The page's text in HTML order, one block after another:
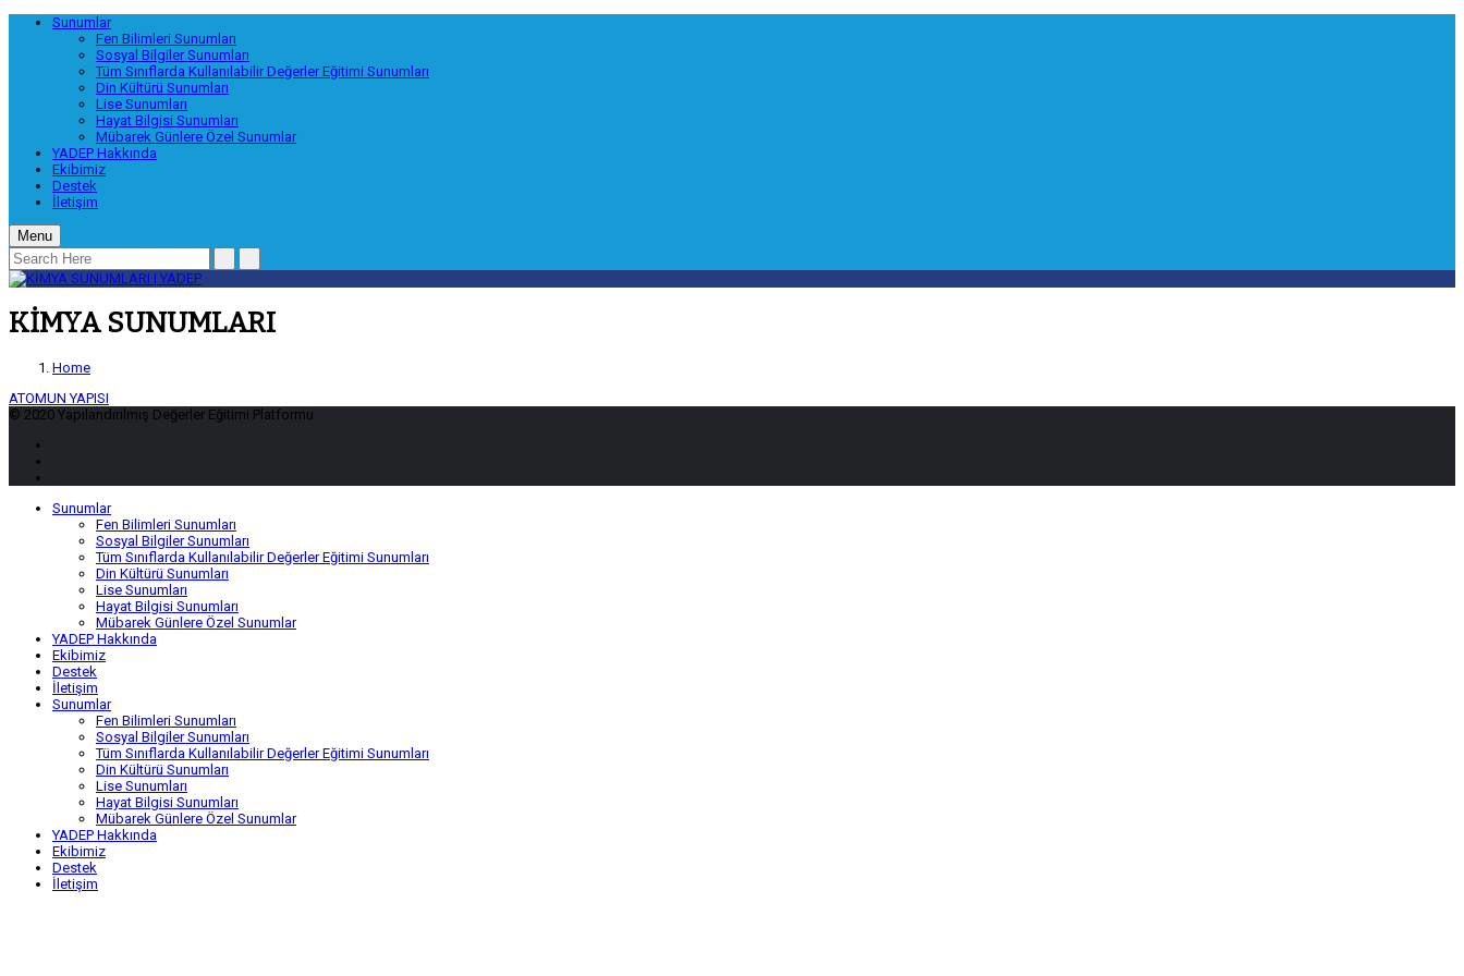
Sunumlar
Fen Bilimleri Sunumları
Sosyal Bilgiler Sunumları
Tüm Sınıflarda Kullanılabilir Değerler Eğitimi Sunumları
Din Kültürü Sunumları
Lise Sunumları
Hayat Bilgisi Sunumları
Mübarek Günlere Özel Sunumlar
YADEP Hakkında
Ekibimiz
Destek
İletişim
Menu
KİMYA SUNUMLARI
Home
ATOMUN YAPISI
© 2020 Yapılandırılmış Değerler Eğitimi Platformu
Sunumlar
Fen Bilimleri Sunumları
Sosyal Bilgiler Sunumları
Tüm Sınıflarda Kullanılabilir Değerler Eğitimi Sunumları
Din Kültürü Sunumları
Lise Sunumları
Hayat Bilgisi Sunumları
Mübarek Günlere Özel Sunumlar
YADEP Hakkında
Ekibimiz
Destek
İletişim
Sunumlar
Fen Bilimleri Sunumları
Sosyal Bilgiler Sunumları
Tüm Sınıflarda Kullanılabilir Değerler Eğitimi Sunumları
Din Kültürü Sunumları
Lise Sunumları
Hayat Bilgisi Sunumları
Mübarek Günlere Özel Sunumlar
YADEP Hakkında
Ekibimiz
Destek
İletişim